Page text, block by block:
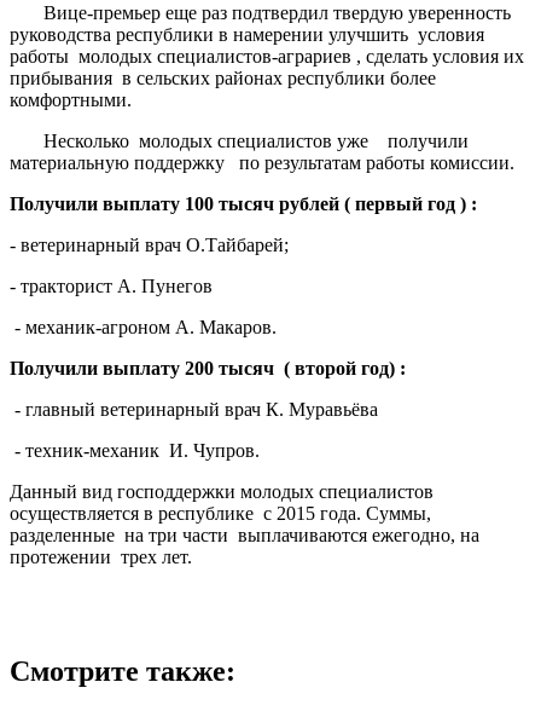
Вице-премьер еще раз подтвердил твердую уверенность
руководства республики в намерении улучшить условия
работы молодых специалистов-аграриев , сделать условия их
прибывания в сельских районах республики более
комфортными.
Несколько молодых специалистов уже получили
материальную поддержку по результатам работы комиссии.
Получили выплату 100 тысяч рублей ( первый год ) :
- ветеринарный врач О.Тайбарей;
- тракторист А. Пунегов
- механик-агроном А. Макаров.
Получили выплату 200 тысяч ( второй год) :
- главный ветеринарный врач К. Муравьёва
- техник-механик И. Чупров.
Данный вид господдержки молодых специалистов
осуществляется в республике с 2015 года. Суммы,
разделенные на три части выплачиваются ежегодно, на
протежении трех лет.
Смотрите также: